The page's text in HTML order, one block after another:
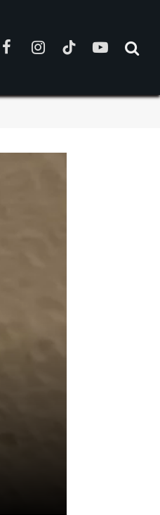
FacebookInstagramTikTokYouTube